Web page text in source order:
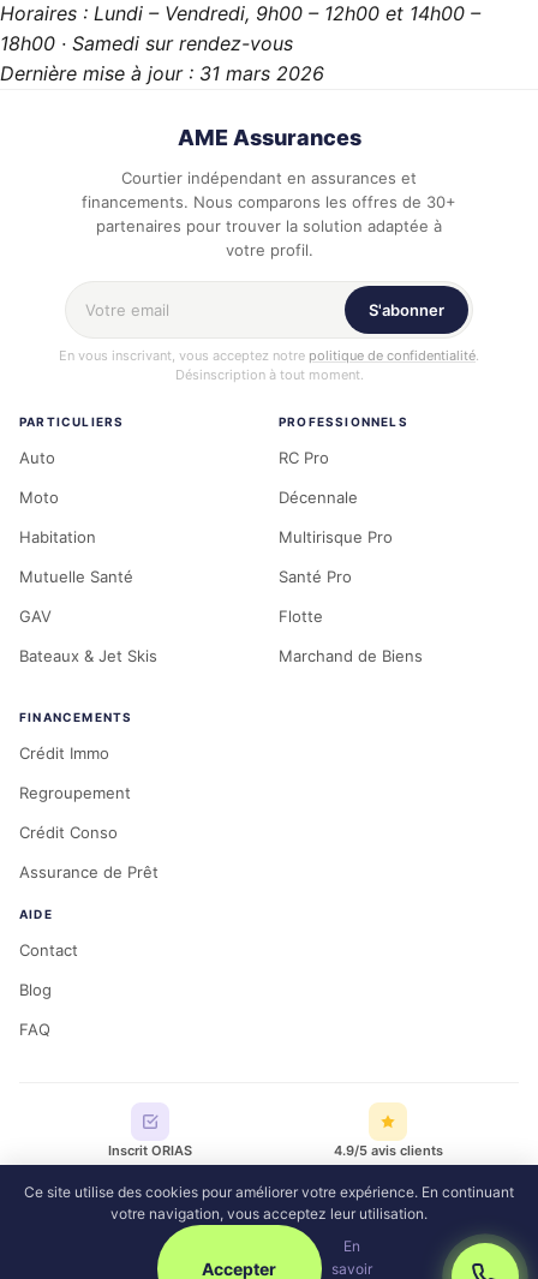
Horaires : Lundi – Vendredi, 9h00 – 12h00 et 14h00 –
18h00 · Samedi sur rendez-vous
Dernière mise à jour : 31 mars 2026
AME Assurances
Courtier indépendant en assurances et
financements. Nous comparons les offres de 30+
partenaires pour trouver la solution adaptée à
votre profil.
Votre adresse email
S'abonner
En vous inscrivant, vous acceptez notre politique de confidentialité.
Désinscription à tout moment.
PARTICULIERS
Auto
Moto
Habitation
Mutuelle Santé
GAV
Bateaux & Jet Skis
PROFESSIONNELS
RC Pro
Décennale
Multirisque Pro
Santé Pro
Flotte
Marchand de Biens
FINANCEMENTS
Crédit Immo
Regroupement
Crédit Conso
Assurance de Prêt
AIDE
Contact
Blog
FAQ
Inscrit ORIAS 4.9/5 avis clients
RC Pro garantie Support réactif
Ce site utilise des cookies pour améliorer votre expérience. En continuant
votre navigation, vous acceptez leur utilisation.
Accepter
En
savoir